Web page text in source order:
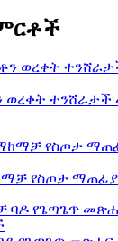
ወረቀት
የስጦታ ማጠፊያ